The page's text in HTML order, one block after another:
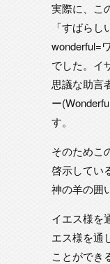
実際に、こ
「すばら
wonderful=
でした。イ
思議な助言
ー
す。
そのためこ
啓示してい
神の羊の囲
イエス様を
エス様を通
ことができ